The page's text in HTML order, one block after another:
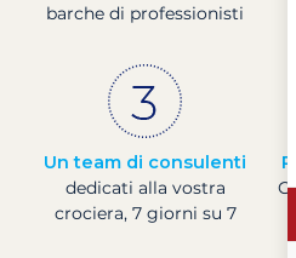
barche di professionisti
Un team di consulenti
dedicati alla vostra
crociera, 7 giorni su 7